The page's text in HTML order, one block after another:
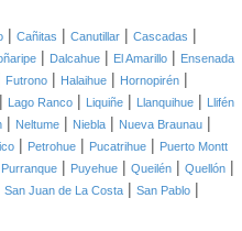
| Cañitas | Canutillar | Cascadas |
| Dalcahue | El Amarillo | Ensenada
Futrono | Halaihue | Hornopirén |
| Lago Ranco | Liquiñe | Llanquihue | Llifén
| Neltume | Niebla | Nueva Braunau |
| Petrohue | Pucatrihue | Puerto Montt
Purranque | Puyehue | Queilén | Quellón |
San Juan de La Costa | San Pablo |